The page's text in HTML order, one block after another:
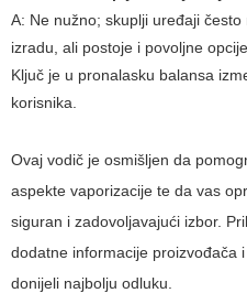
A: Ne nužno; skuplji uređaji
izradu, ali postoje i povoljne
Ključ je u pronalasku balansa
korisnika.
Ovaj vodič je osmišljen da
aspekte vaporizacije te da vas
siguran i zadovoljavajući izbor.
dodatne informacije proizvođača
donijeli najbolju odluku.